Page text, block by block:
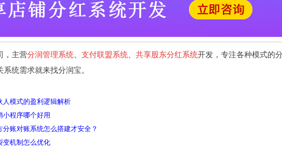
，主营分润管理系统 支付联盟系统 共享股东分红系统开发，专注各种模式的
统需求就来找分润宝。
人模式的盈利逻辑解析
小程序哪个好用
账对账系统怎么搭建才安全？
变机制怎么优化